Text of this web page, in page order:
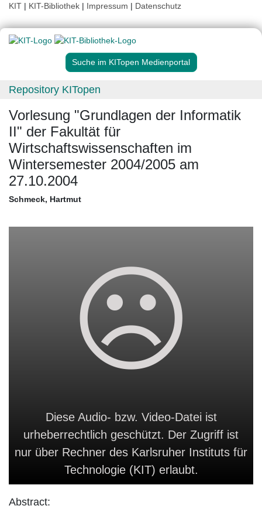
KIT | KIT-Bibliothek | Impressum | Datenschutz
Suche im KITopen Medienportal
Repository KITopen
Vorlesung "Grundlagen der Informatik
II" der Fakultät für
Wirtschaftswissenschaften im
Wintersemester 2004/2005 am
27.10.2004
Schmeck, Hartmut
Diese Audio- bzw. Video-Datei ist
urheberrechtlich geschützt. Der Zugriff ist
nur über Rechner des Karlsruher Instituts für
Technologie (KIT) erlaubt.
Abstract: